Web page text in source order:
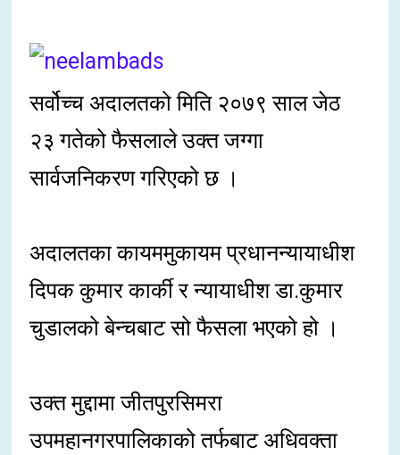
सर्वोच्च अदालतको मिति २०७९ साल जेठ
२३ गतेको फैसलाले उक्त जग्गा
सार्वजनिकरण गरिएको छ ।
अदालतका कायममुकायम प्रधानन्यायाधीश
दिपक कुमार कार्की र न्यायाधीश डा.कुमार
चुडालको बेन्चबाट सो फैसला भएको हो ।
उक्त मुद्दामा जीतपुरसिमरा
उपमहानगरपालिकाको तर्फबाट अधिवक्ता